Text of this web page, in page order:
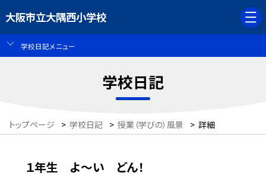
大阪市立大隅西小学校
学校日記メニュー
学校日記
トップページ > 学校日記 > 授業（学びの）風景 > 詳細
１年生 よ～い どん！